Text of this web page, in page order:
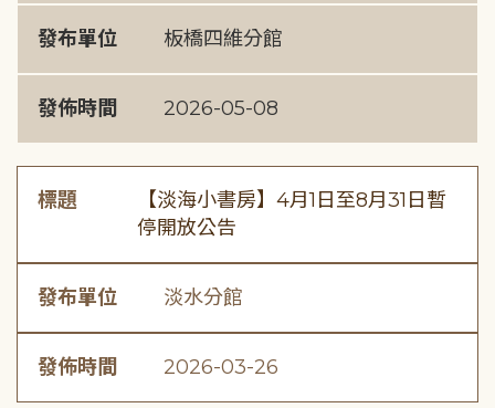
發布單位 板橋四維分館
發佈時間 2026-05-08
標題
【淡海小書房】4月1日至8月31日暫
停開放公告
發布單位 淡水分館
發佈時間 2026-03-26